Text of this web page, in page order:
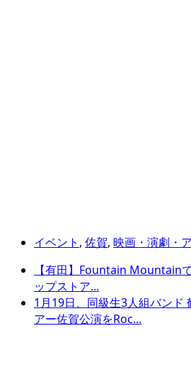
イベント , 佐賀, 映画・演劇・
【有田】Fountain Mountain
ップストア...
1月19日、同級生3人組バンド
アー佐賀公演をRoc...